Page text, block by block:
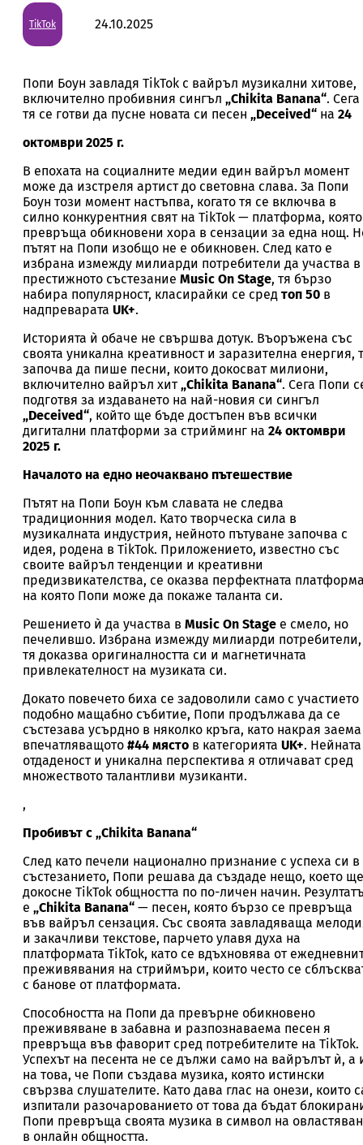
TikTok 24.10.2025
Попи Боун завладя TikTok с вайръл музикални хитове,
включително пробивния сингъл „Chikita Banana“. Сега
тя се готви да пусне новата си песен „Deceived“ на 24
октомври 2025 г.
В епохата на социалните медии един вайръл момент
може да изстреля артист до световна слава. За Попи
Боун този момент настъпва, когато тя се включва в
силно конкурентния свят на TikTok — платформа, която
превръща обикновени хора в сензации за една нощ.
пътят на Попи изобщо не е обикновен. След като е
избрана измежду милиарди потребители да участва в
престижното състезание Music On Stage, тя бързо
набира популярност, класирайки се сред топ 50 в
надпреварата UK+.
Историята ѝ обаче не свършва дотук. Въоръжена със
своята уникална креативност и заразителна енергия,
започва да пише песни, които докосват милиони,
включително вайръл хит„Chikita Banana“. Сега Попи
подготвя за издаването на най-новия си сингъл
„Deceived“, който ще бъде достъпен във всички
дигитални платформи за стрийминг на 24 октомври
2025 г.
Началото на едно неочаквано пътешествие
Пътят на Попи Боун към славата не следва
традиционния модел. Като творческа сила в
музикалната индустрия, нейното пътуване започва с
идея, родена в TikTok. Приложението, известно със
своите вайръл тенденции и креативни
предизвикателства, се оказва перфектната
на която Попи може да покаже таланта си.
Решението ѝ да участва в Music On Stage е смело, но
печелившо. Избрана измежду милиарди потребители,
тя доказва оригиналността си и магнетичната
привлекателност на музиката си.
Докато повечето биха се задоволили само с участието
подобно мащабно събитие, Попи продължава да се
състезава усърдно в няколко кръга, като накрая заема
впечатляващото #44 място в категорията UK+. Нейната
отдаденост и уникална перспектива я отличават сред
множеството талантливи музиканти.
,
Пробивът с „Chikita Banana“
След като печели национално признание с успеха си в
състезанието, Попи решава да създаде нещо, което ще
докосне TikTok общността по по-личен начин.
е „Chikita Banana“ — песен, която бързо се превръща
във вайръл сензация. Със своята завладяваща
и закачливи текстове, парчето улавя духа на
платформата TikTok, като се вдъхновява от
преживявания на стриймъри, които често се
с банове от платформата.
Способността на Попи да превърне обикновено
преживяване в забавна и разпознаваема песен я
превръща във фаворит сред потребителите на TikTok.
Успехът на песента не се дължи само на вайрълът ѝ, а
на това, че Попи създава музика, която истински
свързва слушателите. Като дава глас на онези, които
изпитали разочарованието от това да бъдат
Попи превръща своята музика в символ на
в онлайн общността.